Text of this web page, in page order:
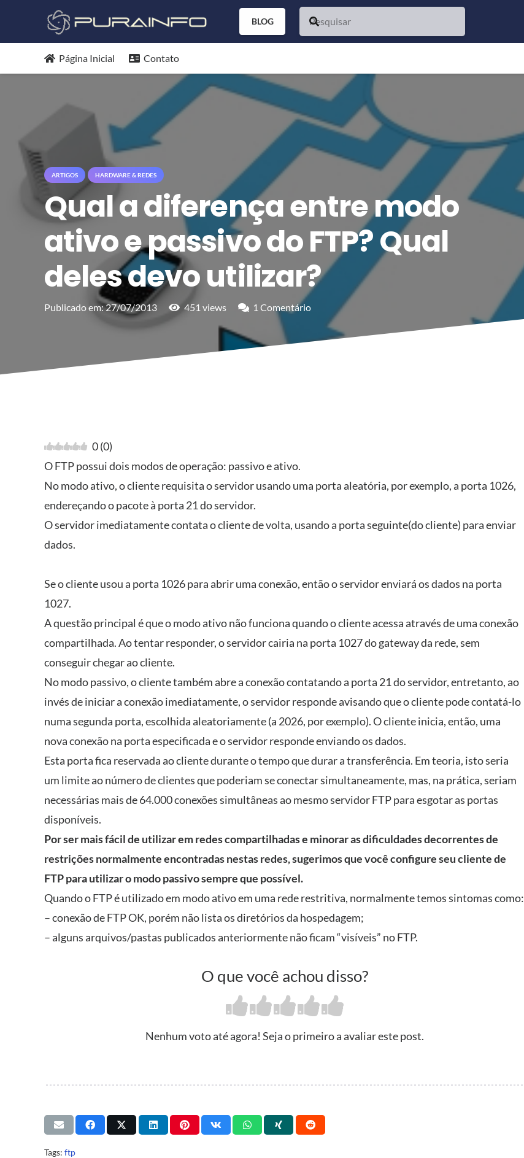
BLOG
Página Inicial Contato
ARTIGOS HARDWARE & REDES
Qual a diferença entre modo
ativo e passivo do FTP? Qual
deles devo utilizar?
Publicado em:27/07/2013 451 views 1Comentário
0(0)
O FTP possui dois modos de operação: passivo e ativo.
No modo ativo, o cliente requisita o servidor usando uma porta aleatória, por exemplo, a porta 1026,
endereçando o pacote à porta 21 do servidor.
O servidor imediatamente contata o cliente de volta, usando a porta seguinte(do cliente) para enviar
dados.
Se o cliente usou a porta 1026 para abrir uma conexão, então o servidor enviará os dados na porta
1027.
A questão principal é que o modo ativo não funciona quando o cliente acessa através de uma conexão
compartilhada. Ao tentar responder, o servidor cairia na porta 1027 do gateway da rede, sem
conseguir chegar ao cliente.
No modo passivo, o cliente também abre a conexão contatando a porta 21 do servidor, entretanto, ao
invés de iniciar a conexão imediatamente, o servidor responde avisando que o cliente pode contatá-lo
numa segunda porta, escolhida aleatoriamente (a 2026, por exemplo). O cliente inicia, então, uma
nova conexão na porta especificada e o servidor responde enviando os dados.
Esta porta fica reservada ao cliente durante o tempo que durar a transferência. Em teoria, isto seria
um limite ao número de clientes que poderiam se conectar simultaneamente, mas, na prática, seriam
necessárias mais de 64.000 conexões simultâneas ao mesmo servidor FTP para esgotar as portas
disponíveis.
Por ser mais fácil de utilizar em redes compartilhadas e minorar as dificuldades decorrentes de
restrições normalmente encontradas nestas redes, sugerimos que você configure seu cliente de
FTP para utilizar o modo passivo sempre que possível.
Quando o FTP é utilizado em modo ativo em uma rede restritiva, normalmente temos sintomas como:
– conexão de FTP OK, porém não lista os diretórios da hospedagem;
– alguns arquivos/pastas publicados anteriormente não ficam “visíveis” no FTP.
O que você achou disso?
Nenhum voto até agora! Seja o primeiro a avaliar este post.
Tags: ftp